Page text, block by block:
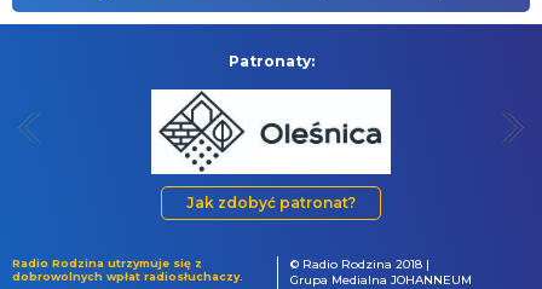
Patronaty:
Jak zdobyć patronat?
Radio Rodzina utrzymuje się z
dobrowolnych wpłat radiosłuchaczy.
© Radio Rodzina 2018 |
Grupa Medialna JOHANNEUM